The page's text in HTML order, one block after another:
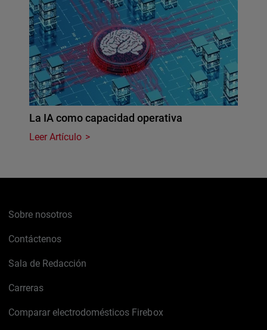
La IA como capacidad operativa
Leer Artículo
Sobre nosotros
Contáctenos
Sala de Redacción
Carreras
Comparar electrodomésticos Firebox